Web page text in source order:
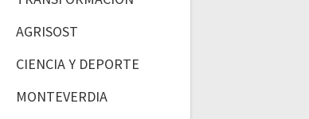
AGRISOST
CIENCIA Y DEPORTE
MONTEVERDIA